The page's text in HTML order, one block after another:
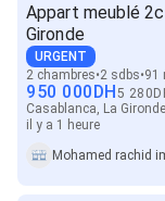
Appart meublé
Gironde
URGENT
2 chambres 2 sdbs 91
950 000DH5 280
Casablanca, La Gironde
il y a 1 heure
Mohamed rachid